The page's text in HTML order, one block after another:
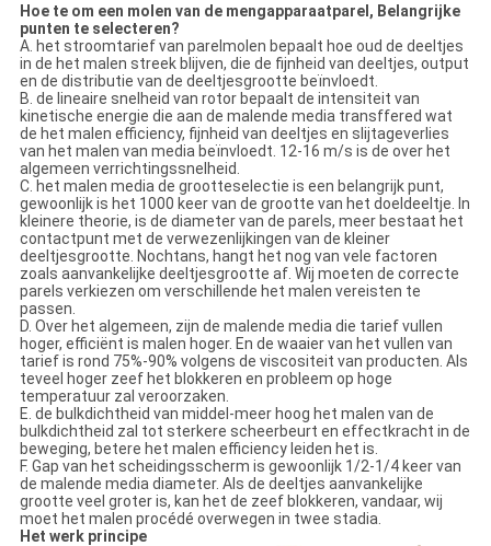
Hoe te om een molen van de mengapparaatparel, Belangrijke
punten te selecteren?
A. het stroomtarief van parelmolen bepaalt hoe oud de deeltjes
in de het malen streek blijven, die de fijnheid van deeltjes, output
en de distributie van de deeltjesgrootte beïnvloedt.
B. de lineaire snelheid van rotor bepaalt de intensiteit van
kinetische energie die aan de malende media transffered wat
de het malen efficiency, fijnheid van deeltjes en slijtageverlies
van het malen van media beïnvloedt. 12-16 m/s is de over het
algemeen verrichtingssnelheid.
C. het malen media de grootteselectie is een belangrijk punt,
gewoonlijk is het 1000 keer van de grootte van het doeldeeltje. In
kleinere theorie, is de diameter van de parels, meer bestaat het
contactpunt met de verwezenlijkingen van de kleiner
deeltjesgrootte. Nochtans, hangt het nog van vele factoren
zoals aanvankelijke deeltjesgrootte af. Wij moeten de correcte
parels verkiezen om verschillende het malen vereisten te
passen.
D. Over het algemeen, zijn de malende media die tarief vullen
hoger, efficiënt is malen hoger. En de waaier van het vullen van
tarief is rond 75%-90% volgens de viscositeit van producten. Als
teveel hoger zeef het blokkeren en probleem op hoge
temperatuur zal veroorzaken.
E. de bulkdichtheid van middel-meer hoog het malen van de
bulkdichtheid zal tot sterkere scheerbeurt en effectkracht in de
beweging, betere het malen efficiency leiden het is.
F. Gap van het scheidingsscherm is gewoonlijk 1/2-1/4 keer van
de malende media diameter. Als de deeltjes aanvankelijke
grootte veel groter is, kan het de zeef blokkeren, vandaar, wij
moet het malen procédé overwegen in twee stadia.
Het werk principe